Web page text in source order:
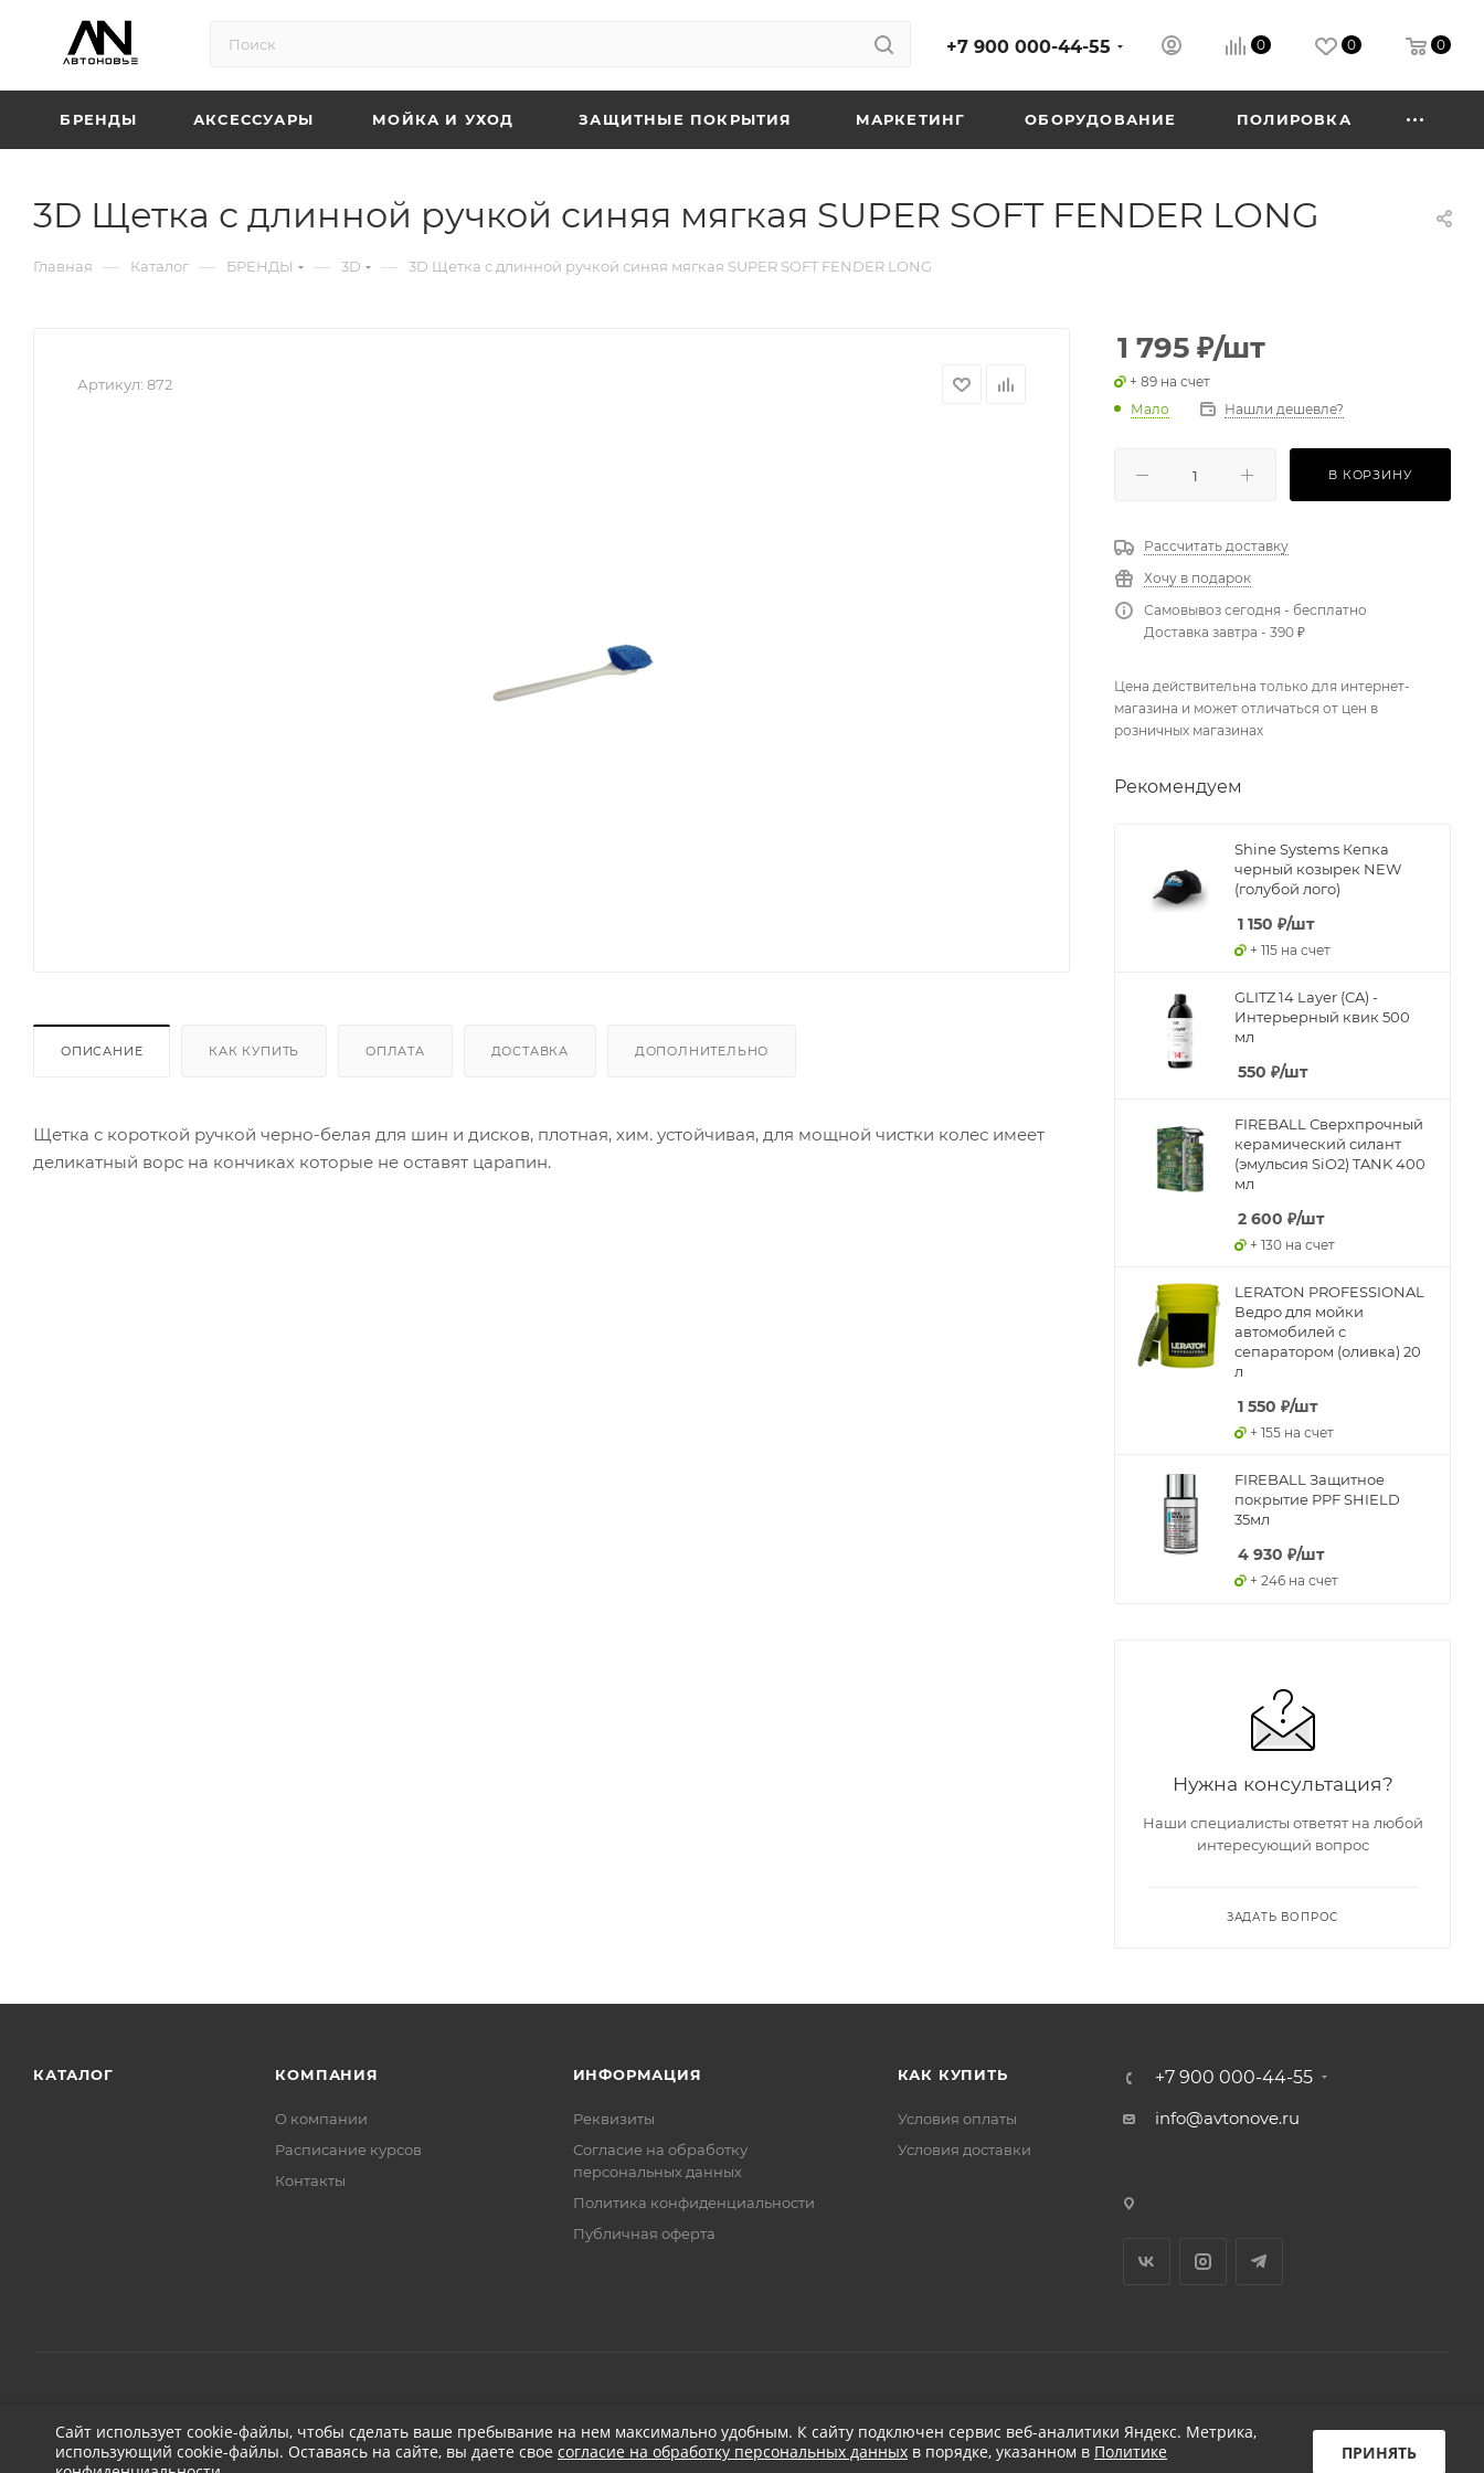
+7 900 000-44-55 0 0 0
БРЕНДЫ АКСЕССУАРЫ МОЙКА И УХОД ЗАЩИТНЫЕ ПОКРЫТИЯ МАРКЕТИНГ ОБОРУДОВАНИЕ ПОЛИРОВКА
3D Щетка с длинной ручкой синяя мягкая SUPER SOFT FENDER LONG
Главная — Каталог — БРЕНДЫ — 3D — 3D Щетка с длинной ручкой синяя мягкая SUPER SOFT FENDER LONG
Артикул: 872
ОПИСАНИЕ КАК КУПИТЬ ОПЛАТА ДОСТАВКА ДОПОЛНИТЕЛЬНО
Щетка с короткой ручкой черно-белая для шин и дисков, плотная, хим. устойчивая, для мощной чистки колес имеет
деликатный ворс на кончиках которые не оставят царапин.
1 795 ₽/шт
+ 89 на счет
Мало
Нашли дешевле?
В КОРЗИНУ
Рассчитать доставку
Хочу в подарок
Самовывоз сегодня - бесплатно
Доставка завтра - 390 ₽
Цена действительна только для интернет-
магазина и может отличаться от цен в
розничных магазинах
Рекомендуем
Shine Systems Кепка
черный козырек NEW
(голубой лого)
1 150 ₽/шт
+ 115 на счет
GLITZ 14 Layer (CA) -
Интерьерный квик 500
мл
550 ₽/шт
FIREBALL Сверхпрочный
керамический силант
(эмульсия SiO2) TANK 400
мл
2 600 ₽/шт
+ 130 на счет
LERATON PROFESSIONAL
Ведро для мойки
автомобилей с
сепаратором (оливка) 20
л
1 550 ₽/шт
+ 155 на счет
FIREBALL Защитное
покрытие PPF SHIELD
35мл
4 930 ₽/шт
+ 246 на счет
Нужна консультация?
Наши специалисты ответят на любой
интересующий вопрос
ЗАДАТЬ ВОПРОС
КАТАЛОГ КОМПАНИЯ
О компании
Расписание курсов
Контакты
ИНФОРМАЦИЯ
Реквизиты
Соглаcие на обработку
персональных данных
Политика конфиденциальности
Публичная оферта
КАК КУПИТЬ
Условия оплаты
Условия доставки
+7 900 000-44-55
info@avtonove.ru
2026 © ДЕТЕЙЛИНГ-МАРКЕТ АВТОНОВЬЕ Разработано в KAPUSTA LAB
Сайт использует cookie-файлы, чтобы сделать ваше пребывание на нем максимально удобным. К cайту подключен сервис веб-аналитики Яндекс. Метрика,
использующий cookie-файлы. Оставаясь на сайте, вы даете свое согласие на обработку персональных данных в порядке, указанном в Политике
ПРИНЯТЬ